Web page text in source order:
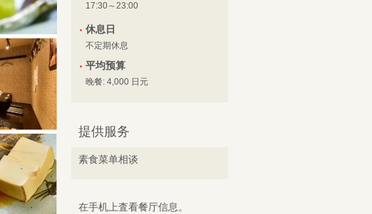
17:30～23:00
休息日
不定期休息
平均预算
晚餐: 4,000 日元
提供服务
素食菜单相谈
在手机上査看餐厅信息。